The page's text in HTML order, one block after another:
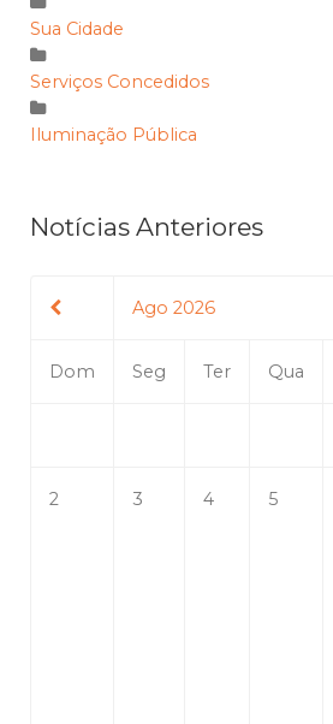
Sua Cidade
Serviços Concedidos
Iluminação Pública
Notícias Anteriores
Ago 2026
Dom Seg Ter Qua
2 3 4 5